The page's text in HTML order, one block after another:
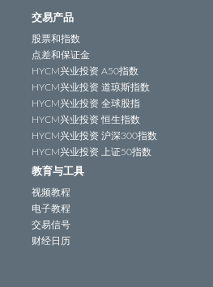
交易产品
股票和指数
点差和保证金
HYCM兴业投资 A50指数
HYCM兴业投资 道琼斯指数
HYCM兴业投资 全球股指
HYCM兴业投资 恒生指数
HYCM兴业投资 沪深300指数
HYCM兴业投资 上证50指数
教育与工具
视频教程
电子教程
交易信号
财经日历